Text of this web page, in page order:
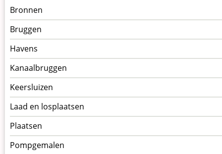
Menu
kunstwerken
op
kunstwerkpagina
Bronnen
Bruggen
Havens
Kanaalbruggen
Keersluizen
Laad en losplaatsen
Plaatsen
Pompgemalen